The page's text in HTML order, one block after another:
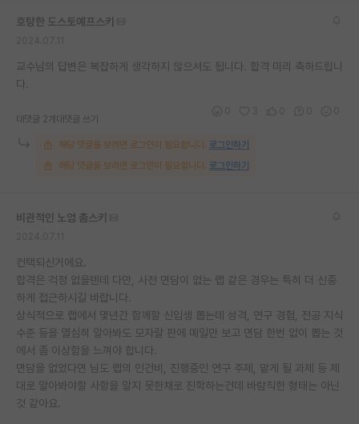
이벤트
재팬라운지 🌸
호탕한 도스토예프스키
교수님의 답변은 복잡하게 생각하지 않으셔도 됩니다. 합격 미리 축하드립니
다.
대댓글 2개 대댓글 쓰기
해당 댓글을 보려면 로그인이 필요합니다. 로그인하기
해당 댓글을 보려면 로그인이 필요합니다. 로그인하기
비관적인 노엄 촘스키
컨택되신거에요.
합격은 걱정 없을텐데 다만, 사전 면담이 없는 랩 같은 경우는 특히 더 신중
하게 접근하시길 바랍니다.
상식적으로 랩에서 몇년간 함께할 신입생 뽑는데 성격, 연구 경험, 전공 지식
수준 등을 열심히 알아봐도 모자랄 판에 메일만 보고 면담 한번 없이 뽑는 것
에서 좀 이상함을 느껴야 합니다.
면담을 없었다면 님도 랩의 인건비, 진행중인 연구 주제, 맡게 될 과제 등 제
대로 알아봐야할 사항을 알지 못한채로 진학하는건데 바람직한 형태는 아닌
것 같아요.